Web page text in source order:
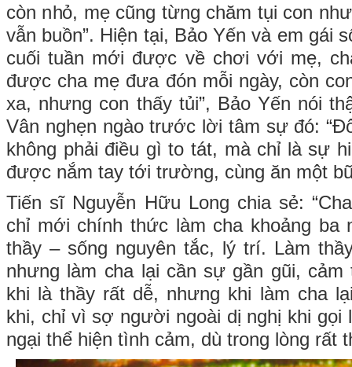
còn nhỏ, mẹ cũng từng chăm tụi con
vẫn buồn”. Hiện tại, Bảo Yến và em gái
cuối tuần mới được về chơi với mẹ,
được cha mẹ đưa đón mỗi ngày, còn
xa, nhưng con thấy tủi”, Bảo Yến nói
Vân nghẹn ngào trước lời tâm sự đó:
không phải điều gì to tát, mà chỉ là sự
được nắm tay tới trường, cùng ăn một
Tiến sĩ Nguyễn Hữu Long chia sẻ:
chỉ mới chính thức làm cha khoảng ba
thầy – sống nguyên tắc, lý trí. Làm
nhưng làm cha lại cần sự gần gũi, cảm
khi là thầy rất dễ, nhưng khi làm cha
khi, chỉ vì sợ người ngoài dị nghị khi gọi
ngại thể hiện tình cảm, dù trong lòng rất